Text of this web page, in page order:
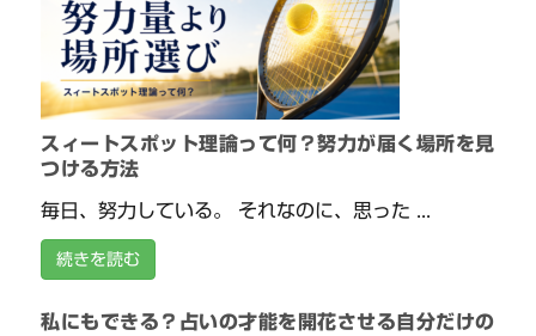
スィートスポット理論って何？努力が届く場所を見
つける方法
毎日、努力している。 それなのに、思った ...
続きを読む
私にもできる？占いの才能を開花させる自分だけの